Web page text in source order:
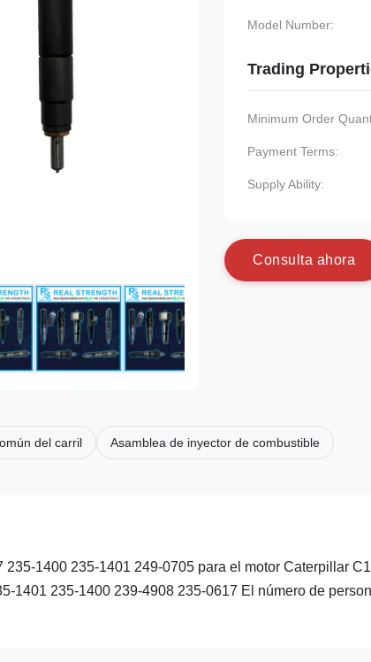
Model Number:
Trading
Minimum Order
Payment Terms:
Supply Ability:
Consu ta ahora
del carril Asamblea de inyector de combustible
1400 235-1401 249-0705 para el motor Caterpillar
1401 235-1400 239-4908 235-0617 El número de